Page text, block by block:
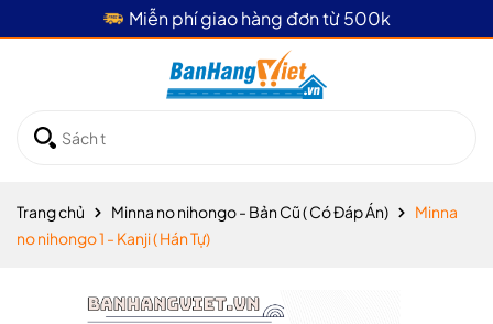
Giao hàng hỏa tốc 4 tiếng
Trang chủ Minna no nihongo - Bản Cũ ( Có Đáp Án)
Minna
no nihongo 1 - Kanji ( Hán Tự)